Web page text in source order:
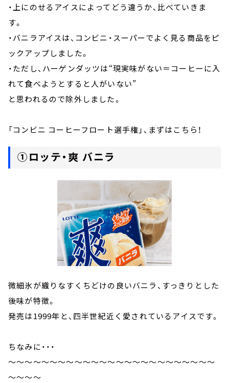
・上にのせるアイスによってどう違うか、比べていきま
す。
・バニラアイスは、コンビニ・スーパーでよく見る商品をピ
ックアップしました。
・ただし、ハーゲンダッツは“現実味がない＝コーヒーに入
れて食べようとすると人がいない”
と思われるので除外しました。
「コンビニ コーヒーフロート選手権」、まずはこちら！
①ロッテ・爽 バニラ
微細氷が織りなすくちどけの良いバニラ、すっきりとした
後味が特徴。
発売は1999年と、四半世紀近く愛されているアイスです。
ちなみに・・・
～～～～～～～～～～～～～～～～～～～～～～～～～
～～～～